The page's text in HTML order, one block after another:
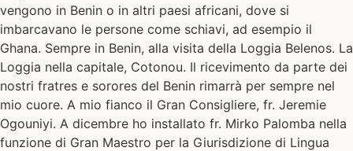
vengono in Benin o in altri paesi africani, dove si
imbarcavano le persone come schiavi, ad esempio il
Ghana. Sempre in Benin, alla visita della Loggia Belenos. La
Loggia nella capitale, Cotonou. Il ricevimento da parte dei
nostri fratres e sorores del Benin rimarrà per sempre nel
mio cuore. A mio fianco il Gran Consigliere, fr. Jeremie
Ogouniyi. A dicembre ho installato fr. Mirko Palomba nella
funzione di Gran Maestro per la Giurisdizione di Lingua